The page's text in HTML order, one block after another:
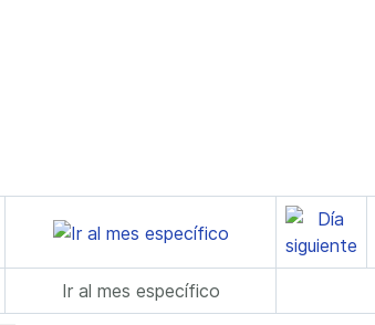
Ir al mes específico